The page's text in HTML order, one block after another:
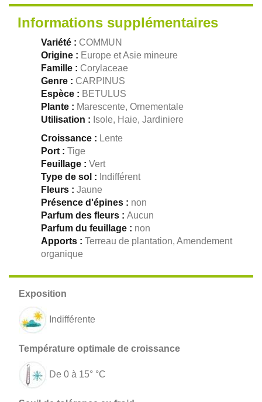
Informations supplémentaires
Variété : COMMUN
Origine : Europe et Asie mineure
Famille : Corylaceae
Genre : CARPINUS
Espèce : BETULUS
Plante : Marescente, Ornementale
Utilisation : Isole, Haie, Jardiniere
Croissance : Lente
Port : Tige
Feuillage : Vert
Type de sol : Indifférent
Fleurs : Jaune
Présence d'épines : non
Parfum des fleurs : Aucun
Parfum du feuillage : non
Apports : Terreau de plantation, Amendement
organique
Indifférente
De 0 à 15° °C